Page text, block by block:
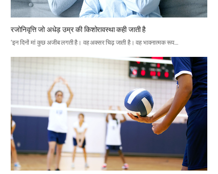
रजोनिवृत्ति जो अधेड़ उम्र की किशोरावस्था कही जाती है
‘इन दिनों मां कुछ अजीब लगती है। वह अक्सर चिढ़ जाती है। वह भावनात्मक रूप…